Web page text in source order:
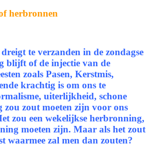
herbronnen
te verzanden in de zondagse
blijft of de injectie van de
zoals Pasen, Kerstmis,
krachtig is om ons te
uiterlijkheid, schone
zou zout moeten zijn voor ons
zou een wekelijkse herbronning,
moeten zijn. Maar als het zout
waarmee zal men dan zouten?